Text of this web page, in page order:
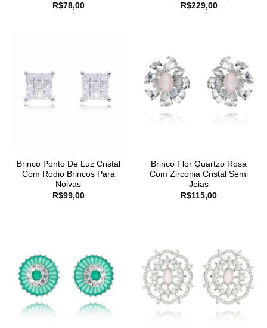
R$78,00
R$229,00
Brinco Ponto De Luz Cristal
Com Rodio Brincos Para
Noivas
R$99,00
Brinco Flor Quartzo Rosa
Com Zirconia Cristal Semi
Joias
R$115,00